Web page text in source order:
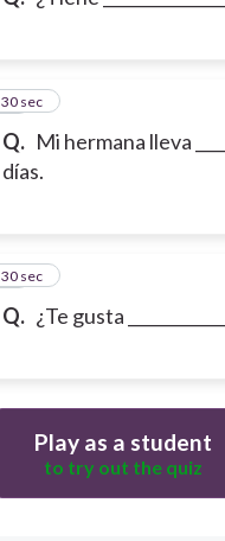
Q. Mi hermana lleva
días.
14
30 sec
Q. ¿Te gusta
15
30 sec
Play as a student
to try out the quiz